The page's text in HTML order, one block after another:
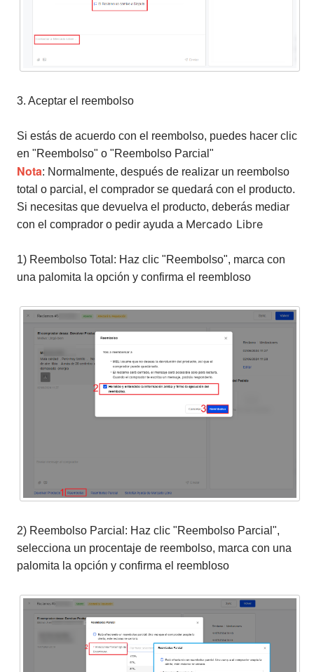
3. Aceptar el reembolso
Si estás de acuerdo con el reembolso, puedes hacer clic
en "Reembolso" o "Reembolso Parcial"
Nota: Normalmente, después de realizar un reembolso
total o parcial, el comprador se quedará con el producto.
Si necesitas que devuelva el producto, deberás mediar
con el comprador o pedir ayuda a Mercado Libre
1) Reembolso Total: Haz clic "Reembolso", marca con
una palomita la opción y confirma el reembloso
2) Reembolso Parcial: Haz clic "Reembolso Parcial",
selecciona un procentaje de reembolso, marca con una
palomita la opción y confirma el reembloso